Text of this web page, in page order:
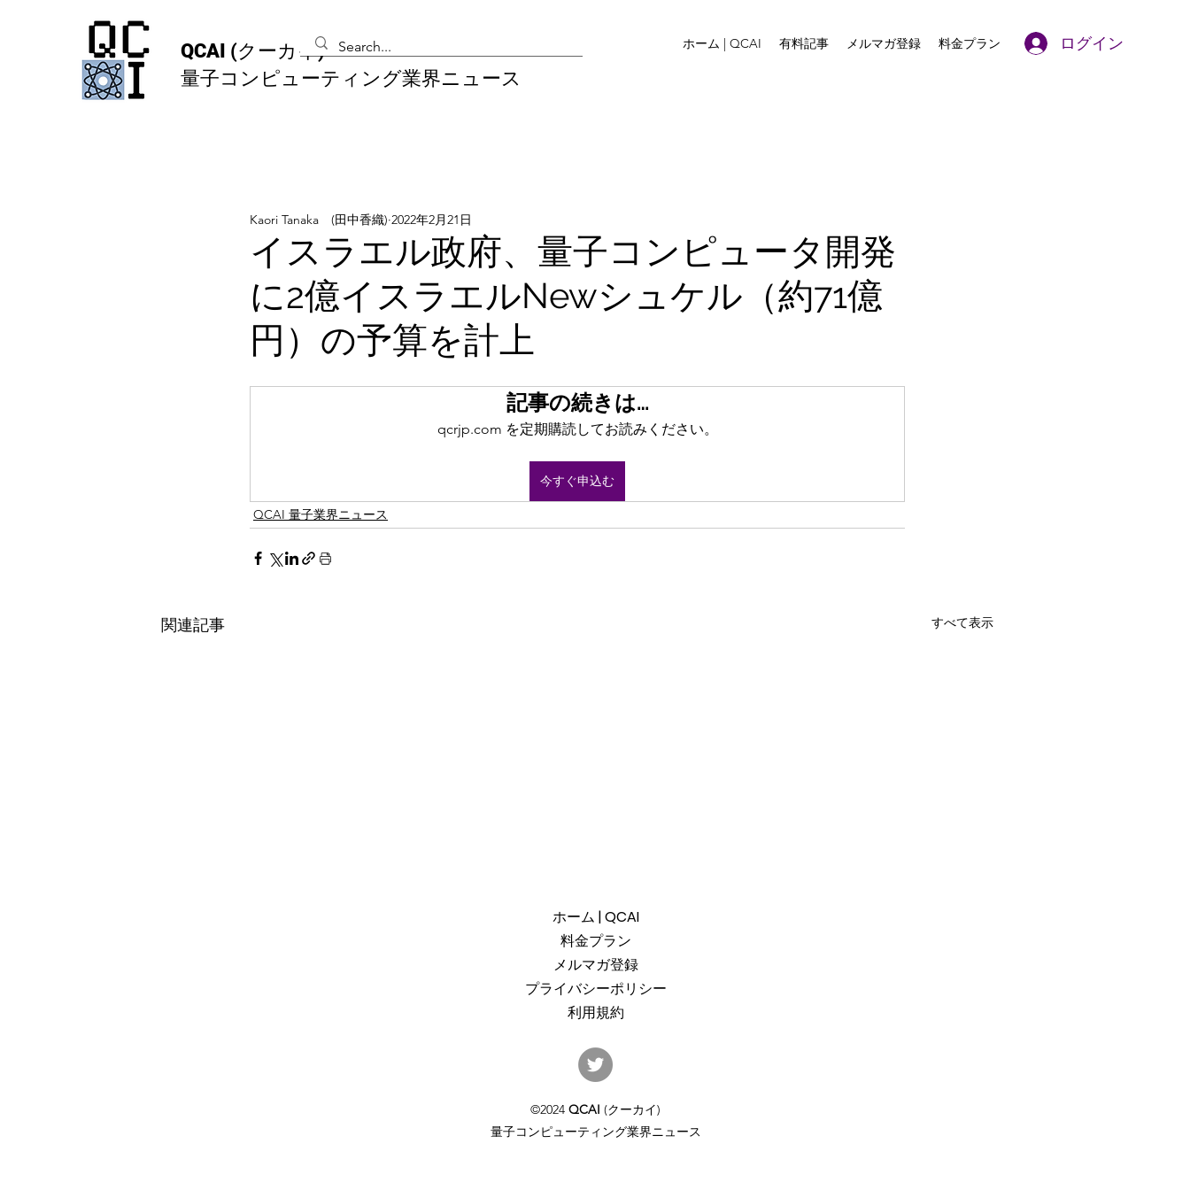
QCAI (クーカイ)
量子コンピューティング業界ニュース
ホーム | QCAI 有料記事 メルマガ登録 料金プラン ログイン
イスラエル政府、量子コンピュータ開発
に2億イスラエルNewシュケル（約71億
円）の予算を計上
Kaori Tanaka (田中香織) 2022年2月21日
記事の続きは…
qcrjp.com を定期購読してお読みください。
今すぐ申込む
QCAI 量子業界ニュース
関連記事 すべて表示
産総研のG-QuATに冷却原子
(中性原子)方式の米国QuEra社
億円（4,100万米ドル）。設置
するのは256量子ビットの第2
ホーム | QCAI
料金プラン
メルマガ登録
プライバシーポリシー
利用規約
©2024 QCAI (クーカイ)
量子コンピューティング業界ニュース